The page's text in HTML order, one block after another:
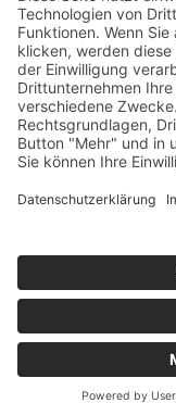
01.07.2026
Delhi
neuer
Delhi hat mit
eine neue
Kontakt